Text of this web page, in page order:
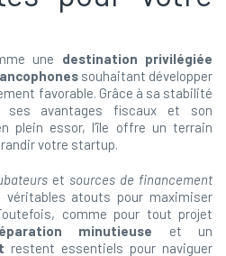
une destination privilégiée
souhaitant développer
favorable. Grâce à sa stabilité
ses avantages fiscaux et son
plein essor, l’île offre un terrain
votre startup.
et sources de financement
atouts pour maximiser
comme pour tout projet
minutieuse et un
restent essentiels pour naviguer